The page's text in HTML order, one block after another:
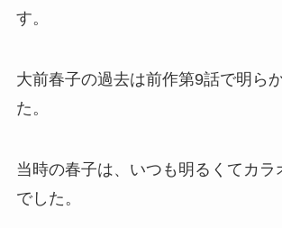
す。
大前春子の過去は前作第9話で明ら
た。
当時の春子は、いつも明るくてカラ
でした。